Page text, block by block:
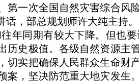
一次全国自然灾害综合
，部总规划师许大纯主持。
同期有较大下降。但也
史极值。各级自然资源
实把确保人民群众生命
，坚决防范重大地灾发生